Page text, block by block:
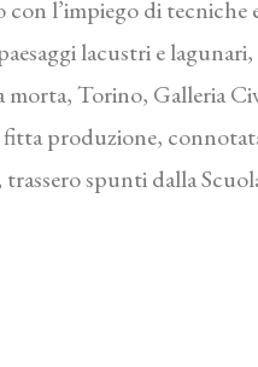
l’impiego di tecniche
lacustri e
Torino, Galleria
produzione,
spunti dalla